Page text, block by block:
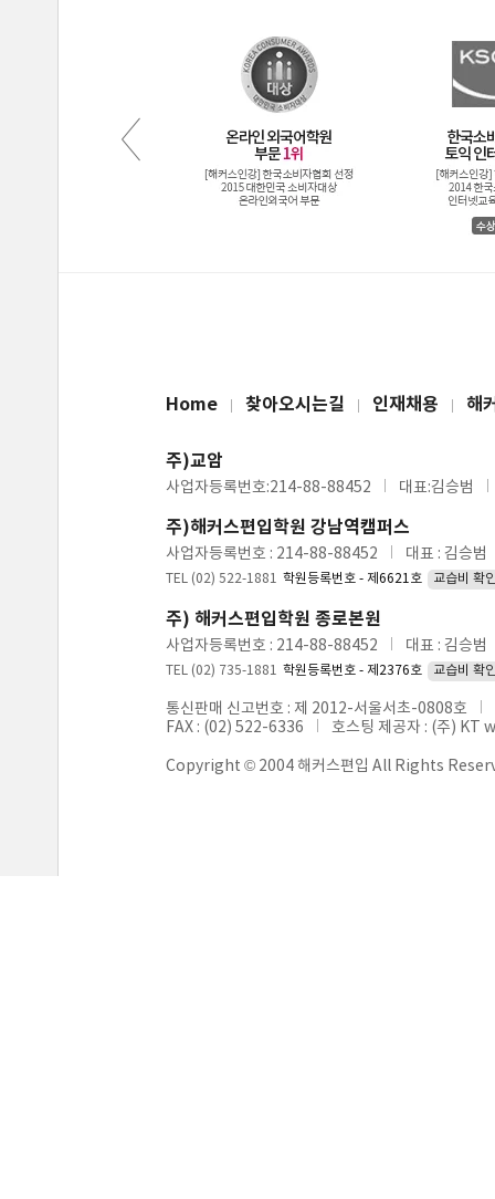
Home 찾아오시는길 인재채용 해
주)교암
사업자등록번호:214-88-88452 대표:김승범
주)해커스편입학원 강남역캠퍼스
사업자등록번호 : 214-88-88452 대표 : 김승범
TEL (02) 522-1881 학원등록번호 - 제6621호 교습비 확
주) 해커스편입학원 종로본원
사업자등록번호 : 214-88-88452 대표 : 김승범
TEL (02) 735-1881 학원등록번호 - 제2376호 교습비 확
통신판매 신고번호 : 제 2012-서울서초-0808호
FAX : (02) 522-6336
호스팅 제공자 : (주)
Copyright © 2004 해커스편입 All Rights